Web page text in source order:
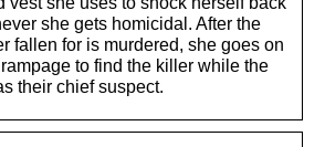
she gets homicidal. After the
fallen for is murdered, she goes on
to find the killer while the
their chief suspect.